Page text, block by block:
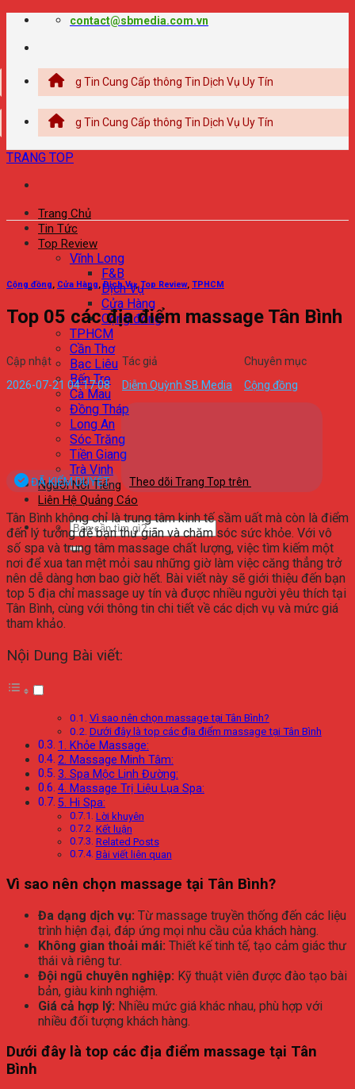
Chuyển
contact@sbmedia.com.vn
Tin Cung Cấp thông Tin Dịch Vụ Uy Tín
Tin Cung Cấp thông Tin Dịch Vụ Uy Tín
TRANG TOP
Trang Chủ
Tin Tức
Top Review
Vĩnh Long
F&B
Dịch Vụ
Cửa Hàng
Cộng đồng
TPHCM
Cần Thơ
Bạc Liêu
Bến Tre
Cà Mau
Đồng Tháp
Long An
Sóc Trăng
Tiền Giang
Trà Vinh
Người Nổi Tiếng
Liên Hệ Quảng Cáo
Cộng đồng, Cửa Hàng,Dịch Vụ,Top Review, TPHCM
Top 05 các địa điểm massage Tân Bình
Cập nhật
2026-07-21 04:17:08
Tác giả
Diễm Quỳnh SB Media
Chuyên mục
Cộng đồng
ĐÃ KIỂM DUYỆT Theo dõi Trang Top trên
Tân Bình không chỉ là trung tâm kinh tế sầm uất mà còn là điểm
đến lý tưởng để bạn thư giãn và chăm sóc sức khỏe. Với vô
số spa và trung tâm massage chất lượng, việc tìm kiếm một
nơi để xua tan mệt mỏi sau những giờ làm việc căng thẳng trở
nên dễ dàng hơn bao giờ hết. Bài viết này sẽ giới thiệu đến bạn
top 5 địa chỉ massage uy tín và được nhiều người yêu thích tại
Tân Bình, cùng với thông tin chi tiết về các dịch vụ và mức giá
tham khảo.
Nội Dung Bài viết:
Vì sao nên chọn massage tại Tân Bình?
Dưới đây là top các địa điểm massage tại Tân Bình
1. Khỏe Massage:
2. Massage Minh Tâm:
3. Spa Mộc Linh Đường:
4. Massage Trị Liệu Lụa Spa:
5. Hi Spa:
Lời khuyên
Kết luận
Related Posts
Bài viết liên quan
Vì sao nên chọn massage tại Tân Bình?
Đa dạng dịch vụ: Từ massage truyền thống đến các liệu
trình hiện đại, đáp ứng mọi nhu cầu của khách hàng.
Không gian thoải mái: Thiết kế tinh tế, tạo cảm giác thư
thái và riêng tư.
Đội ngũ chuyên nghiệp: Kỹ thuật viên được đào tạo bài
bản, giàu kinh nghiệm.
Giá cả hợp lý: Nhiều mức giá khác nhau, phù hợp với
nhiều đối tượng khách hàng.
Dưới đây là top các địa điểm massage tại Tân
Bình